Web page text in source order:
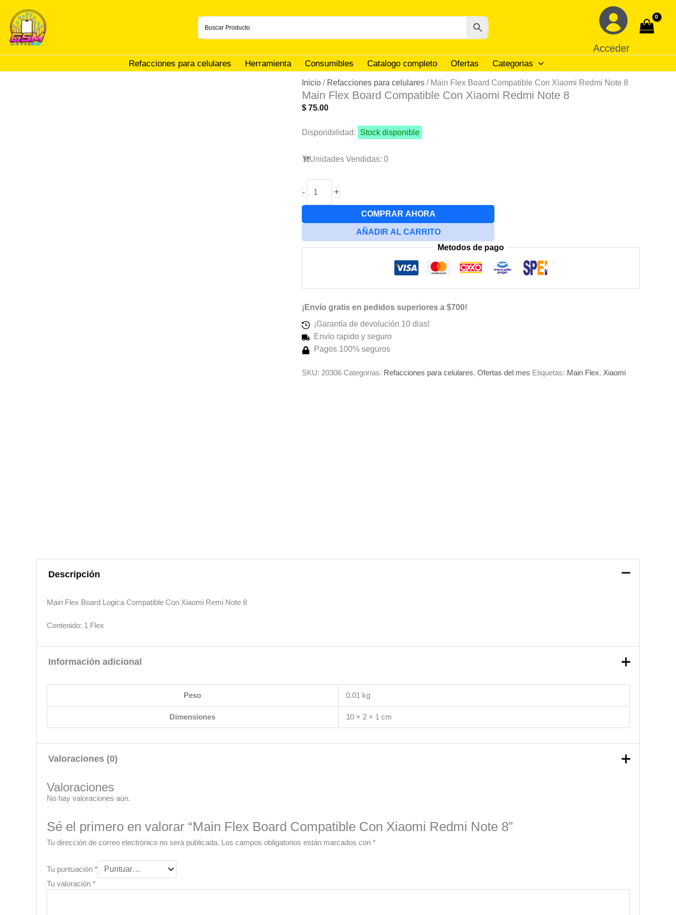
contenido
Acceder
Refacciones para celulares Herramienta Consumibles Catalogo completo Ofertas Categorias
Inicio / Refacciones para celulares / Main Flex Board Compatible Con Xiaomi Redmi Note 8
Main Flex Board Compatible Con Xiaomi Redmi Note 8
$ 75.00
Disponibilidad: Stock disponible
Unidades Vendidas: 0
-
Flex
Compatible
Xiaomi
+
COMPRAR AHORA
AÑADIR AL CARRITO
Metodos de pago
¡Envío gratis en pedidos superiores a $700!
¡Garantía de devolución 10 dias!
Envío rapido y seguro
Pagos 100% seguros
SKU: 20306 Categorías: Refacciones para celulares, Ofertas del mes Etiquetas: Main Flex, Xiaomi
Descripción
Main Flex Board Logica Compatible Con Xiaomi Remi Note 8
Contenido: 1 Flex
Información adicional
Peso 0.01 kg
Dimensiones 10 × 2 × 1 cm
Valoraciones (0)
Valoraciones
No hay valoraciones aún.
Sé el primero en valorar “Main Flex Board Compatible Con Xiaomi Redmi Note 8”
Tu dirección de correo electrónico no será publicada. Los campos obligatorios están marcados con *
Tu puntuación *
Tu valoración *